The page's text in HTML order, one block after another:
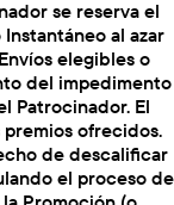
se reserva el
al azar
elegibles o
del impedimento
Patrocinador. El
ofrecidos.
de descalificar
el proceso de